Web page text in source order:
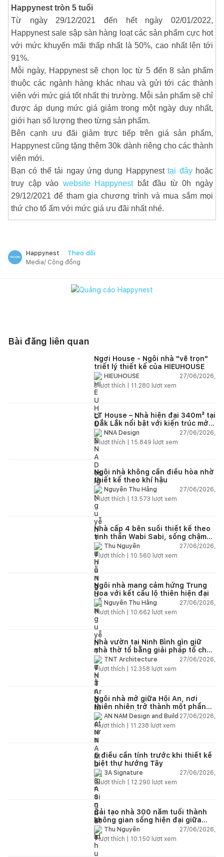
Happynest tròn 5 tuổi
Từ ngày 29/12/2021 đến hết ngày 02/01/2022,
Happynest sale sập sàn hàng loạt các sản phẩm cực hot
với mức khuyến mãi thấp nhất là 50%, cao nhất lên tới
91%.
Mỗi ngày, Happynest sẽ chọn lọc từ 5 đến 8 sản phẩm
thuộc các ngành hàng khác nhau và gửi tới các thành
viên với mức giá tốt nhất thị trường. Mỗi sản phẩm sẽ chỉ
được áp dụng mức giá giảm trong một ngày duy nhất,
giới hạn số lượng theo từng sản phẩm.
Bên cạnh ưu đãi giảm trực tiếp trên giá sản phẩm,
Happynest cũng tặng thêm 30k dành riêng cho các thành
viên mới.
Bạn có thể tải ngay ứng dụng Happynesttại đâyhoặc
truy cập vào website Happynestbắt đầu từ 0h ngày
29/12/2021 để tham gia chương trình và mua sắm mọi
thứ cho tổ ấm với mức giá ưu đãi nhất nhé.
Happynest Theo dõi
Media/ Cộng đồng
Bài đăng liên quan
Ngơi House - Ngôi nhà "vẽ trọn"
triết lý thiết kế của HIEUHOUSE
HIEUHOUSE
27/06/2026,
3lượt thích | 11.280 lượt xem
LT House – Nhà hiện đại 340m² tại
Đắk Lắk nổi bật với kiến trúc mở
và hệ sân vườn kết nối thiên
nhiên
NNA Design
27/06/2026,
3lượt thích | 15.849 lượt xem
Ngôi nhà không cần điều hòa nhờ
thiết kế theo khí hậu
Nguyễn Thu Hằng
27/06/2026,
2lượt thích | 13.573 lượt xem
Nhà cấp 4 bên suối thiết kế theo
tinh thần Wabi Sabi, sống chậm
giữa thiên nhiên
Thu Nguyễn
27/06/2026,
1lượt thích | 10.560 lượt xem
Ngôi nhà mang cảm hứng Trung
Hoa với kết cấu lộ thiên hiện đại
Nguyễn Thu Hằng
27/06/2026,
1lượt thích | 10.662 lượt xem
Nhà vườn tại Ninh Bình gìn giữ
nhà thờ tổ bằng giải pháp tổ chức
lại không gian
TNT Architecture
27/06/2026,
1lượt thích | 12.358 lượt xem
Ngôi nhà mở giữa Hội An, nơi
thiên nhiên trở thành một phần
của cuộc sống
AN NAM Design and Build 27/06/2026,
1lượt thích | 11.238 lượt xem
5 điều cần tính trước khi thiết kế
biệt thự hướng Tây
3A Signature
27/06/2026,
2lượt thích | 12.290 lượt xem
Cải tạo nhà 300 năm tuổi thành
không gian sống hiện đại giữa
thiên nhiên
Thu Nguyễn
27/06/2026,
1lượt thích | 10.150 lượt xem